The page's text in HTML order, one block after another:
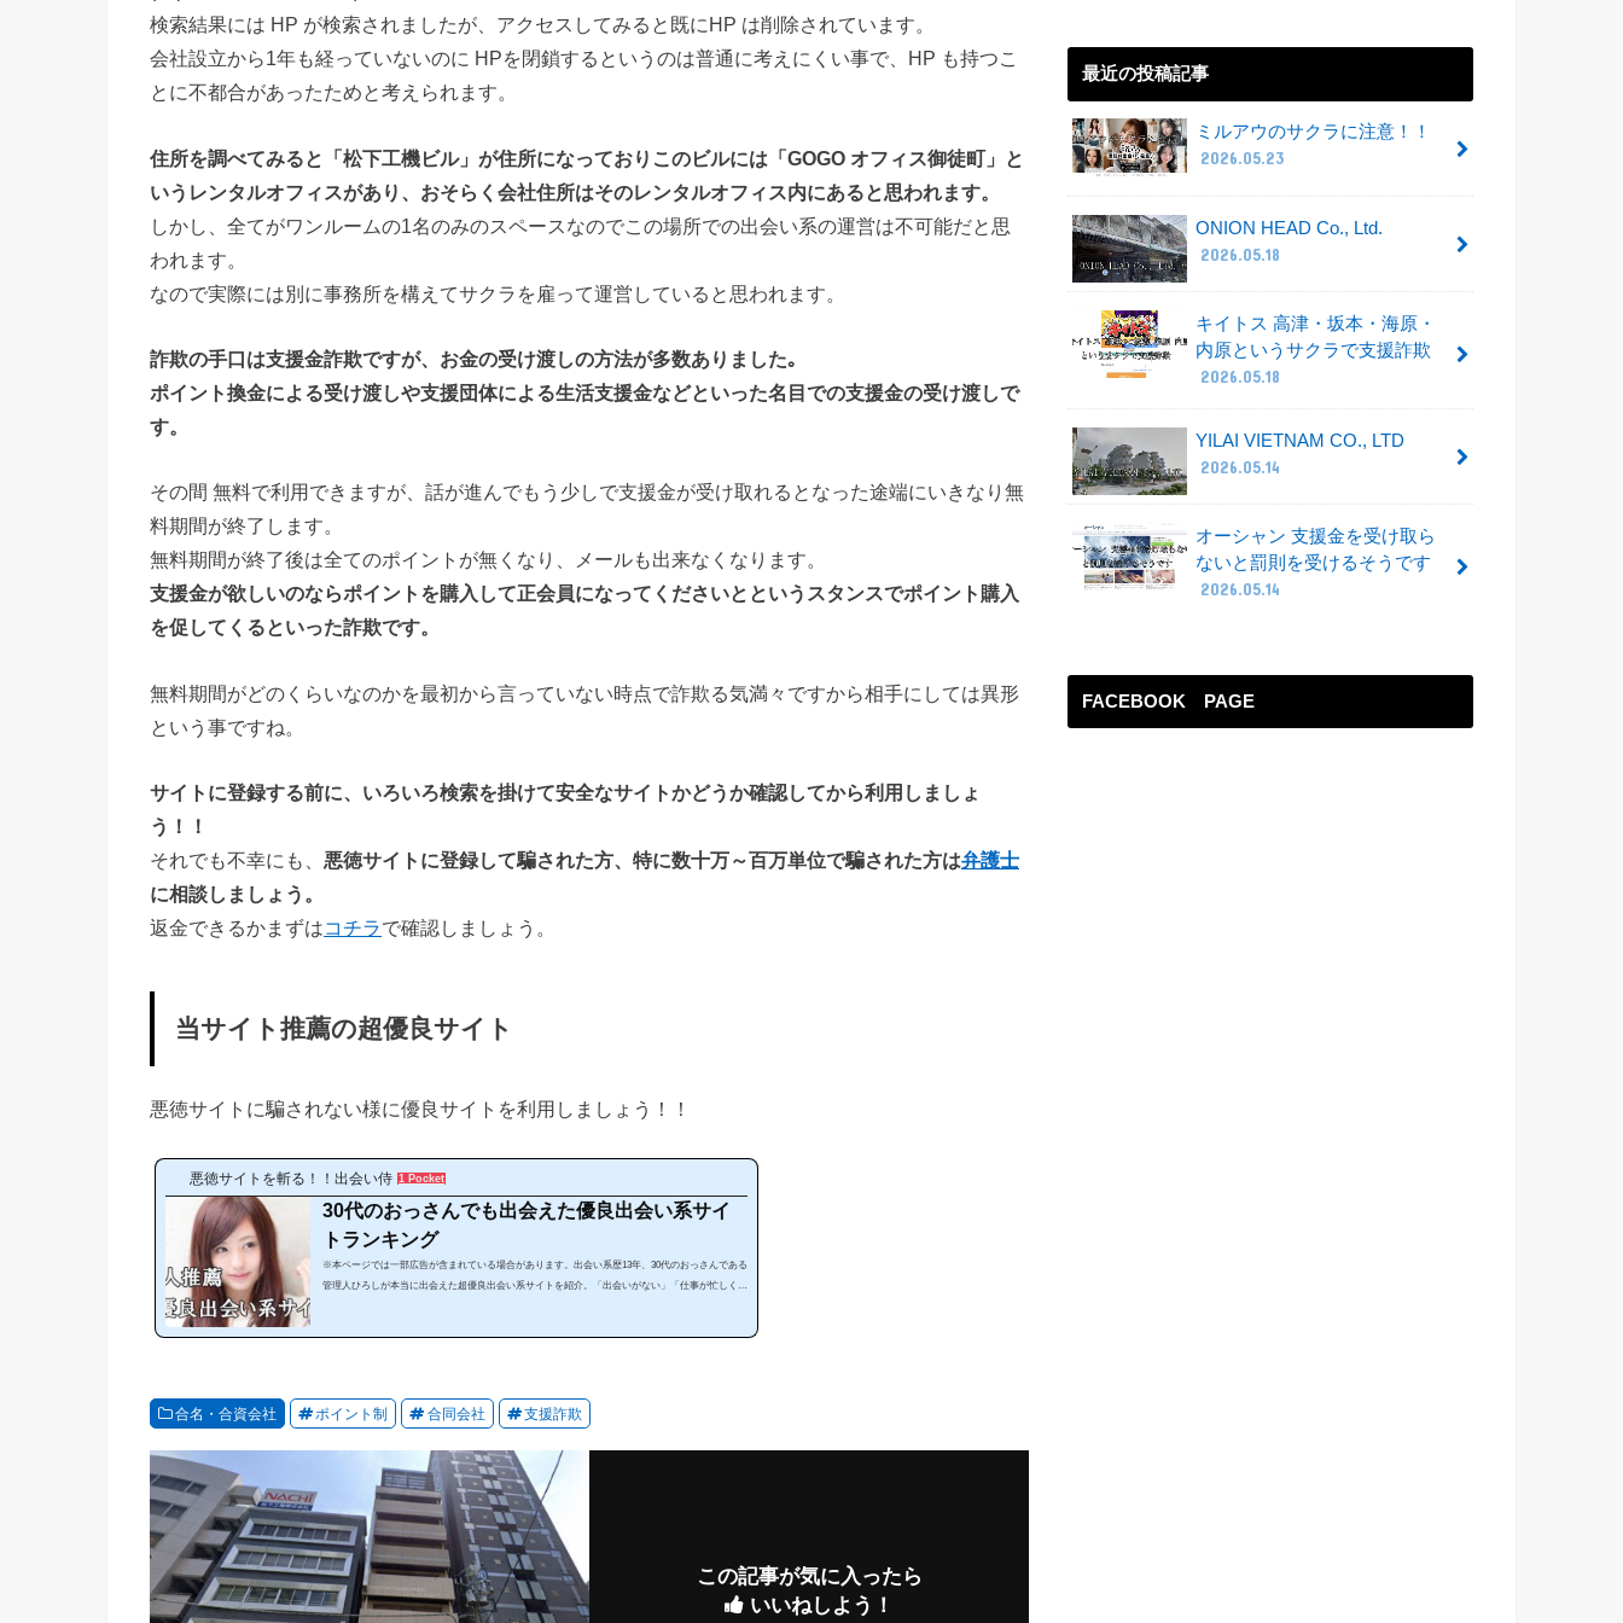
検索結果には HP が検索されましたが、アクセスしてみると既にHP は削除されています。
会社設立から1年も経っていないのに HPを閉鎖するというのは普通に考えにくい事で、HP も持つこ
とに不都合があったためと考えられます。
住所を調べてみると「松下工機ビル」が住所になっておりこのビルには「GOGO オフィス御徒町」と
いうレンタルオフィスがあり、おそらく会社住所はそのレンタルオフィス内にあると思われます。
しかし、全てがワンルームの1名のみのスペースなのでこの場所での出会い系の運営は不可能だと思
われます。
なので実際には別に事務所を構えてサクラを雇って運営していると思われます。
詐欺の手口は支援金詐欺ですが、お金の受け渡しの方法が多数ありました｡
ポイント換金による受け渡しや支援団体による生活支援金などといった名目での支援金の受け渡しで
す。
その間 無料で利用できますが、話が進んでもう少しで支援金が受け取れるとなった途端にいきなり無
料期間が終了します。
無料期間が終了後は全てのポイントが無くなり、メールも出来なくなります。
支援金が欲しいのならポイントを購入して正会員になってくださいとというスタンスでポイント購入
を促してくるといった詐欺です。
無料期間がどのくらいなのかを最初から言っていない時点で詐欺る気満々ですから相手にしては異形
という事ですね。
サイトに登録する前に、いろいろ検索を掛けて安全なサイトかどうか確認してから利用しましょ
う！！
それでも不幸にも、 悪徳サイトに登録して騙された方、特に数十万～百万単位で騙された方は弁護士
に相談しましょう。
返金できるかまずはコチラで確認しましょう。
当サイト推薦の超優良サイト
悪徳サイトに騙されない様に優良サイトを利用しましょう！！
悪徳サイトを斬る！！出会い侍 1 Pocket
30代のおっさんでも出会えた優良出会い系サイ
トランキング
※本ページでは一部広告が含まれている場合があります。出会い系歴13年、30代のおっさんである
管理人ひろしが本当に出会えた超優良出会い系サイトを紹介。「出会いがない」「仕事が忙しく暇
合名・合資会社 ポイント制 合同会社 支援詐欺
この記事が気に入ったら
いいねしよう！
最近の投稿記事
ミルアウのサクラに注意！！
2026.05.23
ONION HEAD Co., Ltd.
2026.05.18
キイトス 高津・坂本・海原・
内原というサクラで支援詐欺
2026.05.18
YILAI VIETNAM CO., LTD
2026.05.14
オーシャン 支援金を受け取ら
ないと罰則を受けるそうです
2026.05.14
FACEBOOK PAGE